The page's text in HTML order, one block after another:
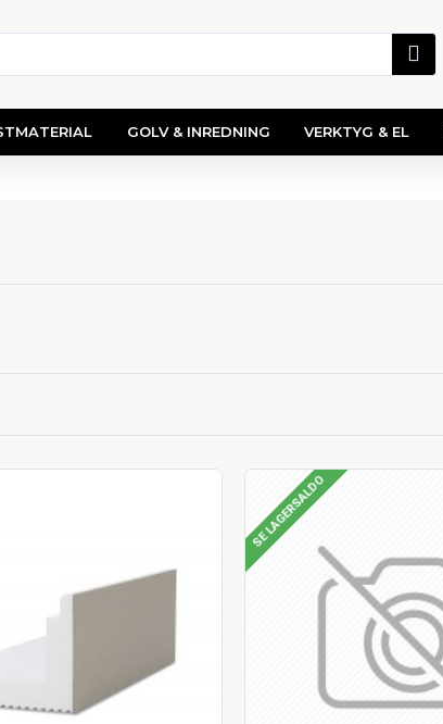
GOLV & INREDNING VERKTYG & EL
SE LAGERSALDO